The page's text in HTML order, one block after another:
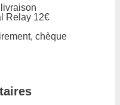
Relay 12€
chèque